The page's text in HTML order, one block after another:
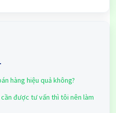
hàng hiệu quả không?
được tư vấn thì tôi nên làm